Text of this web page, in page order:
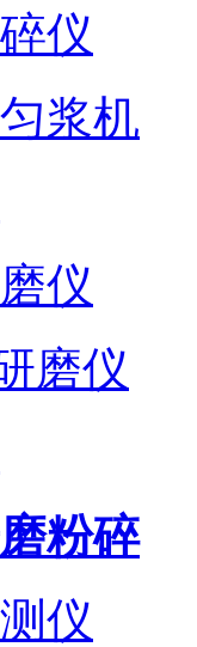
仪
浆机
仪
磨仪
粉碎
仪